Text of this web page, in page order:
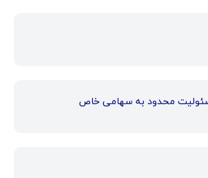
محدود به سهامی خاص